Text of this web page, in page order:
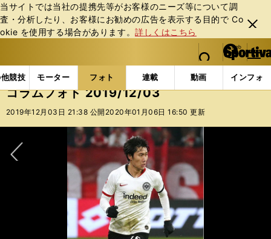
当サイトでは当社の提携先等がお客様のニーズ等について調
査・分析したり、お客様にお勧めの広告を表⽰する⽬的で Co
okie を使⽤する場合があります。詳しくはこちら
閉じ
る
web Sportiva (webスポルティーバ)
検索
マイペ
ー
ジ
メニュ
競技 モーター フォト 連載 動画 インフォ
b
ス
ポ
ル
ー
バ
フォトギャラリー コラムフォト コラムフォト
コラムフォト 2019/12/03
2019年12月03日 21:38 公開 2020年01月06日 16:50 更新